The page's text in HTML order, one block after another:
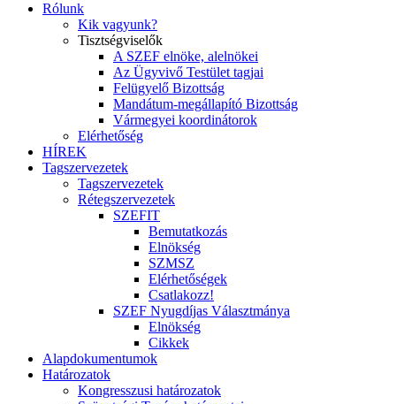
Rólunk
Kik vagyunk?
Tisztségviselők
A SZEF elnöke, alelnökei
Az Ügyvivő Testület tagjai
Felügyelő Bizottság
Mandátum-megállapító Bizottság
Vármegyei koordinátorok
Elérhetőség
HÍREK
Tagszervezetek
Tagszervezetek
Rétegszervezetek
SZEFIT
Bemutatkozás
Elnökség
SZMSZ
Elérhetőségek
Csatlakozz!
SZEF Nyugdíjas Választmánya
Elnökség
Cikkek
Alapdokumentumok
Határozatok
Kongresszusi határozatok